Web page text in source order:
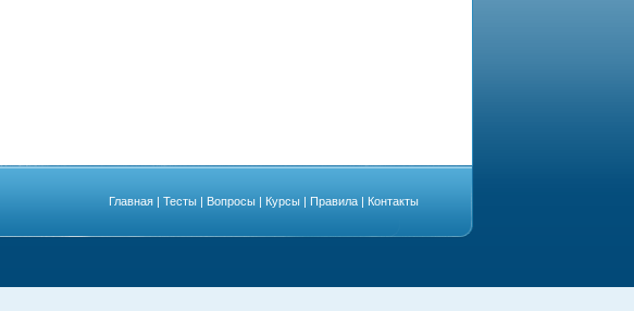
Главная | Тесты | Вопросы | Курсы | Правила | Контакты